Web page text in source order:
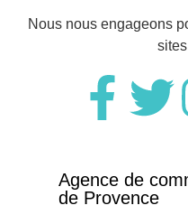
Nous nous engageons
Agence de
de Provence